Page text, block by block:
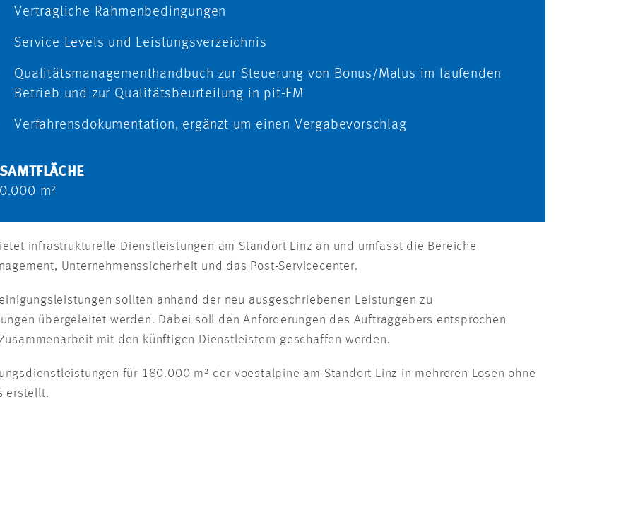
Vertragliche Rahmenbedingungen
Service Levels und Leistungsverzeichnis
Qualitätsmanagementhandbuch zur Steuerung von Bonus/Malus im laufenden
Betrieb und zur Qualitätsbeurteilung in pit-FM
Verfahrensdokumentation, ergänzt um einen Vergabevorschlag
m²
infrastrukturelle Dienstleistungen am Standort Linz an und umfasst die Bereiche
Unternehmenssicherheit und das Post-Servicecenter.
sollten anhand der neu ausgeschriebenen Leistungen zu
übergeleitet werden. Dabei soll den Anforderungen des Auftraggebers entsprochen
mit den künftigen Dienstleistern geschaffen werden.
für 180.000 m² der voestalpine am Standort Linz in mehreren Losen ohne
erstellt.